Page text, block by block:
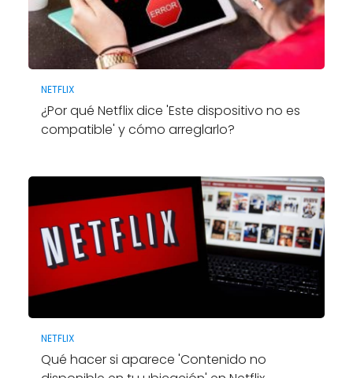
NETFLIX
¿Por qué Netflix dice 'Este dispositivo no es
compatible' y cómo arreglarlo?
NETFLIX
Qué hacer si aparece 'Contenido no